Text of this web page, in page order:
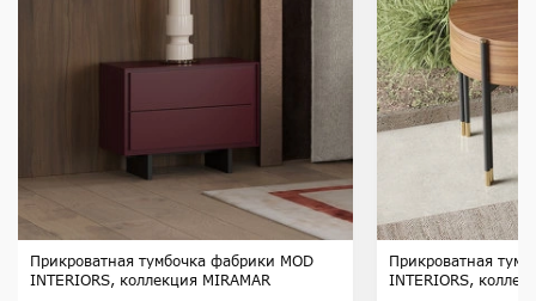
Прикроватная тумбочка фабрики MOD
INTERIORS, коллекция MIRAMAR
Прикроватная
INTERIORS,